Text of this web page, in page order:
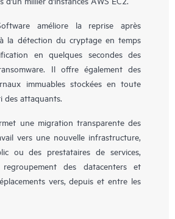
améliore la reprise après
la détection du cryptage en temps
en quelques secondes des
Il offre également des
immuables stockées en toute
des attaquants.
une migration transparente des
vers une nouvelle infrastructure,
ou des prestataires de services,
des datacenters et
vers, depuis et entre les